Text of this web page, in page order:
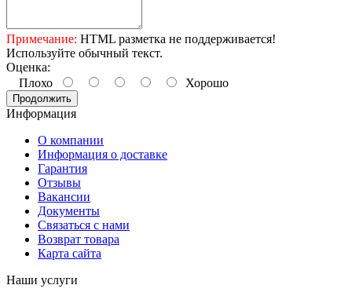
Примечание: HTML разметка не поддерживается!
Используйте обычный текст.
Оценка:
Плохо
Хорошо
Продолжить
Информация
О компании
Информация о доставке
Гарантия
Отзывы
Вакансии
Документы
Связаться с нами
Возврат товара
Карта сайта
Наши услуги